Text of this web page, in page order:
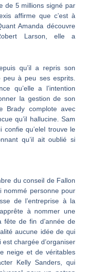
de 5 millions signé par
affirme que c’est à
Amanda découvre
Larson, elle a
qu’il a repris son
à peu ses esprits.
qu’elle a l’intention
la gestion de son
Brady complote avec
qu’il hallucine. Sam
confie qu’elel trouve le
qu’il ait oublié si
du conseil de Fallon
nommé personne pour
de l’entreprise à la
à nommer une
fête de fin d’année de
aucune idée de qui
chargée d’organiser
neige et de véritables
Kelly Sanders, qui